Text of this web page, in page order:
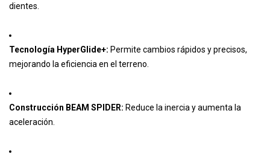
dientes.
Tecnología HyperGlide+: Permite cambios rápidos y precisos,
mejorando la eficiencia en el terreno.
Construcción BEAM SPIDER: Reduce la inercia y aumenta la
aceleración.